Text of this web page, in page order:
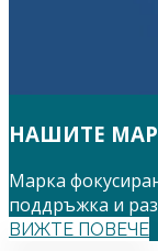
НАШИТЕ
Марка
поддръжка и
ВИЖТЕ ПОВЕЧЕ